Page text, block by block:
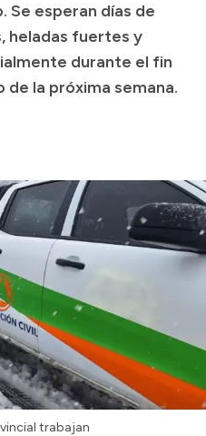
Se esperan días de
heladas fuertes y
durante el fin
de la próxima semana.
trabajan